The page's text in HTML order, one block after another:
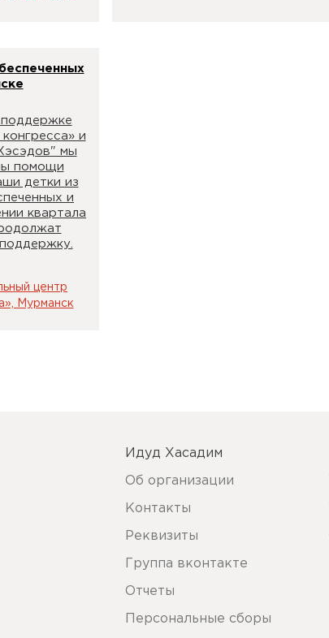
и
мы
помощи
детки из
и
квартала
центр
Мурманск
Идуд Хасадим
Об организации
Контакты
Реквизиты
Группа вконтакте
Отчеты
Персональные сборы